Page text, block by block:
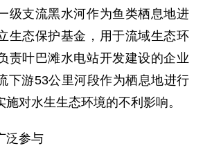
级支流黑水河作为鱼类栖息地进
生态保护基金，用于流域生态环
责叶巴滩水电站开发建设的企业
下游53公里河段作为栖息地进行
对水生生态环境的不利影响。
参与